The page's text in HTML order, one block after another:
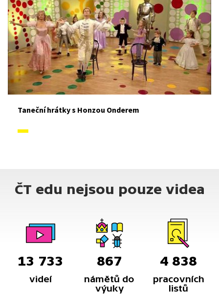
Taneční hrátky s Honzou Onderem
ČT edu nejsou pouze videa
13 733
videí
867
námětů do
výuky
4 838
pracovních
listů